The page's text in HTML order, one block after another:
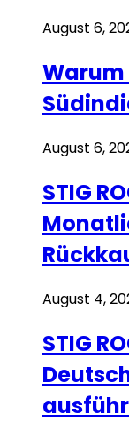
August 6,
Warum
August 6,
STIG
August 4,
STIG